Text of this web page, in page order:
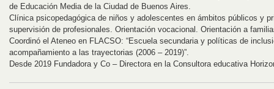
de Educación Media de la Ciudad de Buenos Aires.
Clínica psicopedagógica de niños y adolescentes en ámbitos públicos y
supervisión de profesionales. Orientación vocacional. Orientación a
Coordinó el Ateneo en FLACSO: “Escuela secundaria y políticas de
acompañamiento a las trayectorias (2006 – 2019)”.
Desde 2019 Fundadora y Co – Directora en la Consultora educativa